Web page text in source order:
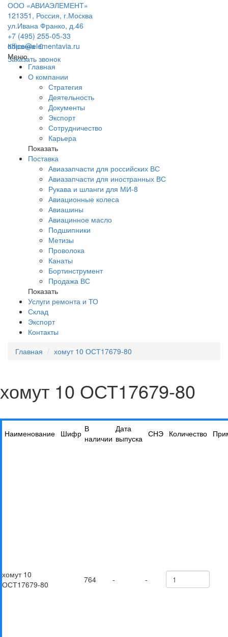
ООО «АВИАЭЛЕМЕНТ»
121351, Россия, г.Москва
ул.Ивана Франко, д.46
+7 (495) 255-05-33
office@elementavia.ru
Заказать звонок
Корзина0
Меню
Главная
О компании
Стратегия
Деятельность
Документы
Экспорт
Сотрудничество
Карьера
Показать
Поставка
Авиазапчасти для российских ВС
Авиазапчасти для иностранных ВС
Рукава и шланги для МИ-8
Авиационные колеса
Авиашины
Авиацинное масло
Подшипники
Метизы
Проволока
Канаты
Бортинструмент
Продажа ВС
Показать
Услуги ремонта и ТО
Склад
Экспорт
Контакты
Главная
хомут 10 ОСТ17679-80
хомут 10 ОСТ17679-80
Наименование Шифр В
наличии
Дата
выпуска СНЭ Количество
хомут 10
ОСТ17679-80
764 - -